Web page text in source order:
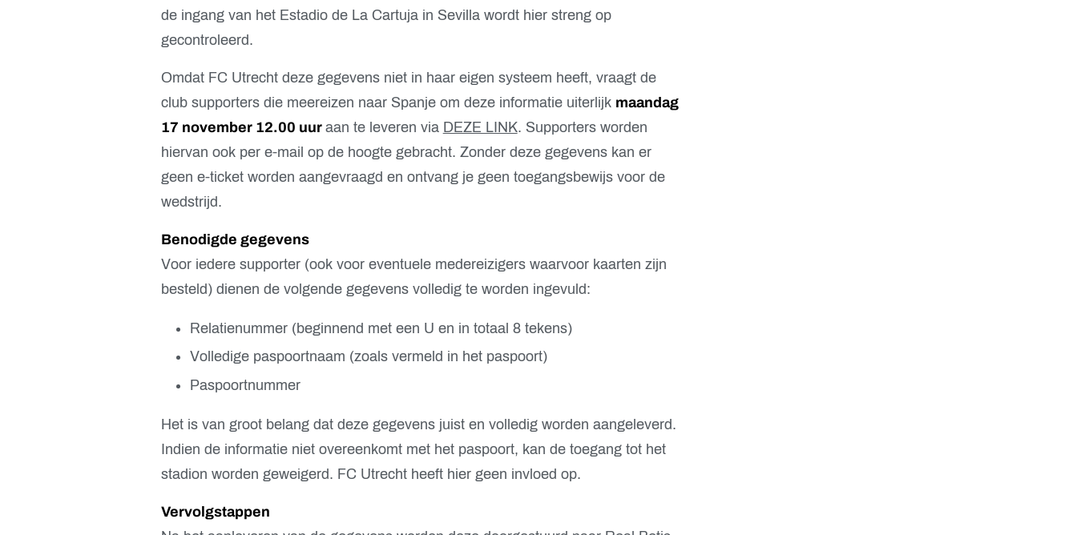
de ingang van het Estadio de La Cartuja in Sevilla wordt hier streng op
gecontroleerd.
Omdat FC Utrecht deze gegevens niet in haar eigen systeem heeft, vraagt de
club supporters die meereizen naar Spanje om deze informatie uiterlijk maandag
17 november 12.00 uur aan te leveren via DEZE LINK. Supporters worden
hiervan ook per e-mail op de hoogte gebracht. Zonder deze gegevens kan er
geen e-ticket worden aangevraagd en ontvang je geen toegangsbewijs voor de
wedstrijd.
Benodigde gegevens
Voor iedere supporter (ook voor eventuele medereizigers waarvoor kaarten zijn
besteld) dienen de volgende gegevens volledig te worden ingevuld:
Relatienummer (beginnend met een U en in totaal 8 tekens)
Volledige paspoortnaam (zoals vermeld in het paspoort)
Paspoortnummer
Het is van groot belang dat deze gegevens juist en volledig worden aangeleverd.
Indien de informatie niet overeenkomt met het paspoort, kan de toegang tot het
stadion worden geweigerd. FC Utrecht heeft hier geen invloed op.
Vervolgstappen